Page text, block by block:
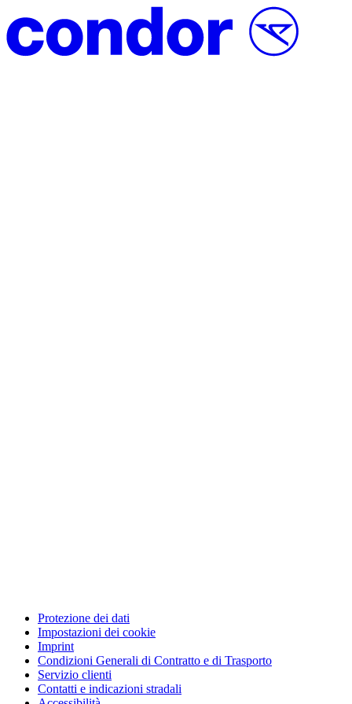
Protezione dei dati
Impostazioni dei cookie
Imprint
Condizioni Generali di Contratto e di Trasporto
Servizio clienti
Contatti e indicazioni stradali